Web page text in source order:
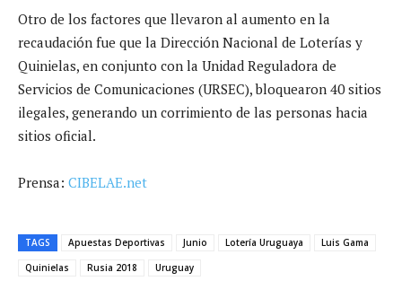
Otro de los factores que llevaron al aumento en la
recaudación fue que la Dirección Nacional de Loterías y
Quinielas, en conjunto con la Unidad Reguladora de
Servicios de Comunicaciones (URSEC), bloquearon 40 sitios
ilegales, generando un corrimiento de las personas hacia
sitios oficial.
Prensa: CIBELAE.net
TAGS Apuestas Deportivas Junio Lotería Uruguaya
Luis Gama
Quinielas
Rusia 2018 Uruguay